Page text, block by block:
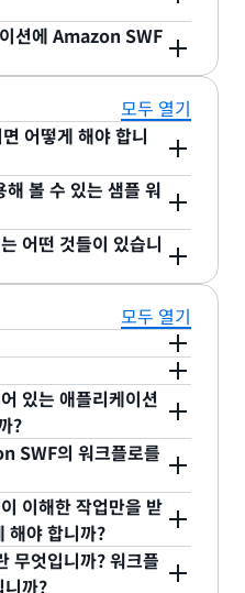
개발자가 제어할 수 있
상태 정보를 유지하는
개발자가 수행할 필요
자가 비동기 프로그래
발할 수 있습니다.
편이성뿐만 아니라
량, 지연 및 처리량 개선
다.
는 Amazon SWF 서
리고 모든 Amazon
속 제공할 것입니다.
습니다. 각 작업 유형
독립적으로 제어하여
적으로 제어할 수 있습니
실행을 조정하기 위해
사이더라는 프로그램을
처리 단계와 조정을 분리
상태로 관리할 뿐만 아
, 실행, 확장 및 업데이
아집니다. 워커와 디사
에 있는 머신에 배포하
커와 디사이더는 분리되
동적으로 변경할 수 있
구 사항에 맞춰 신속하
예를 들어, 디사이더를
작업을 제거하거나, 건
운 애플리케이션 흐름
개발자는 실제 작업 단
별화된 애플리케이션 로
행되는 태스크를 생성하
태를 추적하는 등의 세부
(예: 완료된 단계 정보,
지속적으로 유지 관리
태를 유지하기 위해 데
시스템 또는 임시 솔루
습니다.
의 작업 흐름과 통신하
SWF를 사용하면 메시
설계하거나 작업 손실이
없습니다.
정을 중앙 집중화할 수
러 구성 요소에 분산되
나의 프로그램에 캡슐
라우드 서비스를 비롯한
요소를 애플리케이션에
SWF라면 애플리
에 어떤 조합으로 배치할
으므로, 애플리케이션
각화하는 것은 어려울
기도 합니다. 애플리케
발자는 쉽지 않은 분산
니다. 예를 들어, 하나의
치 못한 장애 및 중단이
하게 추적되도록 해야
하면 개발자는 차별화
업 처리 방법 및 조정 방
개발자가 특수 언어를
호스팅을 하며 여러 작
도 있습니다. 특수 언어
현이 어렵고 유연성이
데 시간이 걸릴 수 있습
기반 서비스인 Amazon
를 사용할 수 있으며 개
을 제어할 수 있습니다.
케이션용으로 느슨하
써 변경 사항도 민첩하
및 일정을 애플리케이션
와 디사이더는
드 인프라에서 실행하거
행할 수 있습니다.
이더 간의 상호 작용을
더는 작업 진행 상황을
을 순차적으로 시작할
SWF는 작업을
커에 할당하며 작업 진
를 통해 작업 할당이 중
보장할 수 있습니다.
션의 상태 정보를 항상
사이더가 실행 상태를
와 디사이더는 서로 독
장도 빠르게 할 수 있습
여 애플리케이션을 개
내용은 Amazon SWF 세
참조하십시오.
SWF에서 동시에 실
워크플로 실행 또는 실
하기 위해 고유의 이름
SWF 기반 애플리
수 있습니다. AWS
준 조정 정보를 익숙한
수 있습니다. 프로그램
에서
Amazon SWF가 보유하
프로그램의 실행 상태
관련 코드 부분을 적시
Framework에서
직관적인 프로그래밍
개발자는 워크플로에 구
전체 애플리케이션을
용은 "AWS Flow
를 참조하십시오.
합하는 서비스입니다.
Service(Amazon
케이션 또는 마이크로서
안 메시지 저장을 위한
난 호스팅된 대기열을
를 통해 분산된 애플
이터 이동이 가능하며,
수 있습니다.
Service(Amazon
이션 구성 요소에서 쉽
록 하는 웹 서비스입니
의 주요 차이점은 다
작업 지향적입니다.
메시지 지향적입니다.
이션의 모든 작업과 이
SQS에서는 특히
열을 사용하는 경우, 애
세싱, 비즈니스 프로세
우드로 마이그레이션,
고 있습니다. 다음은 몇
Amazon EC2를 사용
사례에서는 큰 동영상을
S3로 업로드합니
터링해야 합니다. 업로드
턴스로 다운로드되어
는 다른 Amazon S3 위
으로 모든 청크가 인코
하여 하나의 인코딩된
S3에 저장합니다. 하
가 있는 경우, 이 프로
있습니다. 이러한 장애
다.
플리케이션을 하나의
상 파일을 하나의 워크
하나의 청크를 Amazon
션에 Amazon SWF
SWF를 매우 다양
며, 매일 수백만 개의 워
용 사례로는
이트를 뒷받침하고 있는
의 다양한 웹 서비스와
위한 MapReduce 분석,
이지, 동영상, Kindle 도
.
모두 열기
어떻게 해야 합니
면 Amazon SWF 세부
금 가입” 버튼을 클릭합
계정이 없는 경우 계
납니다. 가입 후 AWS
플 연습을 실행하면
미지 변환 애플리케이
수 있습니다. 또한 다양
는 AWS Flow
할 수 있습니다. 애플리
사용하여 시작하려면
하십시오.
볼 수 있는 샘플 워
용하는 경우 AWS
플 연습이 도움이 될 것
과 유형 등록, 워커와
시작 방법 등을 안내하
용되는 워커와 디사이더
자의 인프라에서 실행할
자신만의 애플리케이
한 AWS Flow
할 수 있습니다. 이 샘
용 방법을 분산 데이터
이션 스택 배포 등 다양
다. 소스 코드가 포함되
기능 및 AWS Flow
어떤 것들이 있습니
에 액세스할 수 있습
용 AWS SDK
용 AWS
API
모두 열기
로 및 활동의 각 유형에
방식이나 Amazon
을 통해 등록할 수 있
워크플로 유형에 고유
한 워크플로를 실행할 때
제한 값, 작업 분산 파라
소스에 대한 논리적 컨
적 컨테이너를 도메인이
계정 수준에서만 만들
도메인은 모든 사용자
다. 개별 애플리케이션
유형, 활동 유형, 실행은
다. 등록 진행 시 어떤
있는 애플리케이션
?
이션 리소스를 정리하면
도하지 않은 영향을 피
발, 테스트, 프로덕션의
른 도메인을 만들고 각
만듭니다. 각 도메인에
SWF의 워크플로를
커로 볼 수 있습니다. 워
모든 언어로 작성할 수
요청합니다. 그러나 디
이해한 작업만을 받
해야 합니까?
당 방법을 결정합니다.
엇입니까? 워크플
니까?